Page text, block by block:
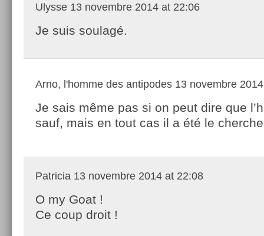
Ulysse 13 novembre 2014 at 22:06
Je suis soulagé.
Arno, l'homme des antipodes 13 novembre
Je sais même pas si on peut dire que
sauf, mais en tout cas il a été le
Patricia 13 novembre 2014 at 22:08
O my Goat !
Ce coup droit !